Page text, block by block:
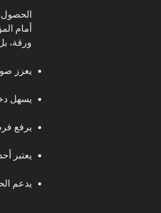
أمام
ورقة،
يعزز
يسهل
يرفع
يعتبر
يدعم